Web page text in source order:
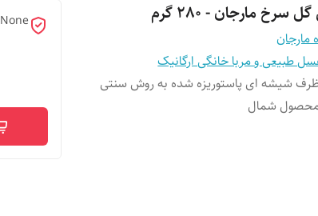
سرخ مارجان - 280 گرم
مارجان
طبیعی و مربا خانگی ارگانیک
شیشه ای پاستوریزه شده به روش سنتی
شمال
None